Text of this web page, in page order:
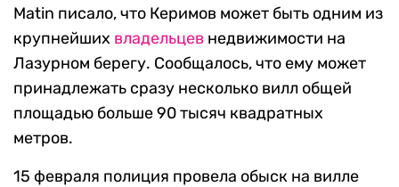
Matin писало, что Керимов может быть одним из
крупнейших владельцев недвижимости на
Лазурном берегу. Сообщалось, что ему может
принадлежать сразу несколько вилл общей
площадью больше 90 тысяч квадратных
метров.
15 февраля полиция провела обыск на вилле